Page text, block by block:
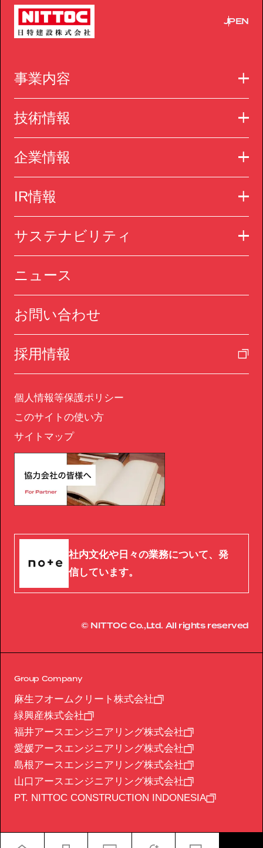
JPEN
事業内容
技術情報
企業情報
IR情報
サステナビリティ
ニュース
お問い合わせ
採用情報
個人情報等保護ポリシー
このサイトの使い方
サイトマップ
社内文化や日々の業務について、発
信しています。
© NITTOC Co.,Ltd. All rights reserved
Group Company
麻生フオームクリート株式会社
緑興産株式会社
福井アースエンジニアリング株式会社
愛媛アースエンジニアリング株式会社
島根アースエンジニアリング株式会社
山口アースエンジニアリング株式会社
PT. NITTOC CONSTRUCTION INDONESIA